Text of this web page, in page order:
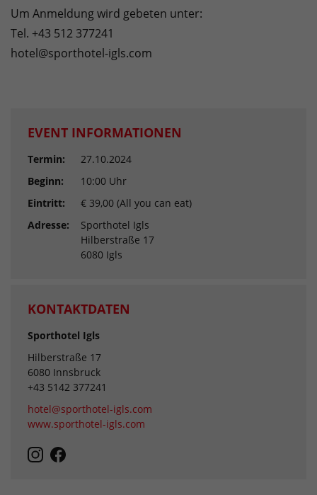
Um Anmeldung wird gebeten unter:
Tel. +43 512 377241
hotel@sporthotel-igls.com
EVENT INFORMATIONEN
Termin:
27.10.2024
Beginn:
10:00 Uhr
Eintritt:
€ 39,00 (All you can eat)
Adresse:
Sporthotel Igls
Hilberstraße 17
6080 Igls
KONTAKTDATEN
Sporthotel Igls
Hilberstraße 17
6080 Innsbruck
+43 5142 377241
hotel@sporthotel-igls.com
www.sporthotel-igls.com